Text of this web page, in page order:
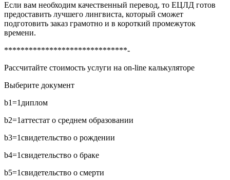
Если вам необходим качественный перевод, то ЕЦЛД готов
предоставить лучшего лингвиста, который сможет
подготовить заказ грамотно и в короткий промежуток
времени.
******************************-
Рассчитайте стоимость услуги на on-line калькуляторе
Выберите документ
b1=1 диплом
b2=1аттестат о среднем образовании
b3=1свидетельство о рождении
b4=1свидетельство о браке
b5=1свидетельство о смерти